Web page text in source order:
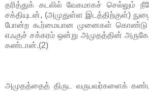
தரித்துக் கடலில் வேகமாகச் செல்லும்
சக்தியுடன், (அமுதுள்ள இடத்திற்குள்)
போன்ற கூர்மையான முனைகள் கொண்டு
எஃகுச் சக்கரம் ஒன்று அமுதத்தின் அருகே
கண்டான்.(2)
அமுதத்தைத் திருட வருபவர்களைக்